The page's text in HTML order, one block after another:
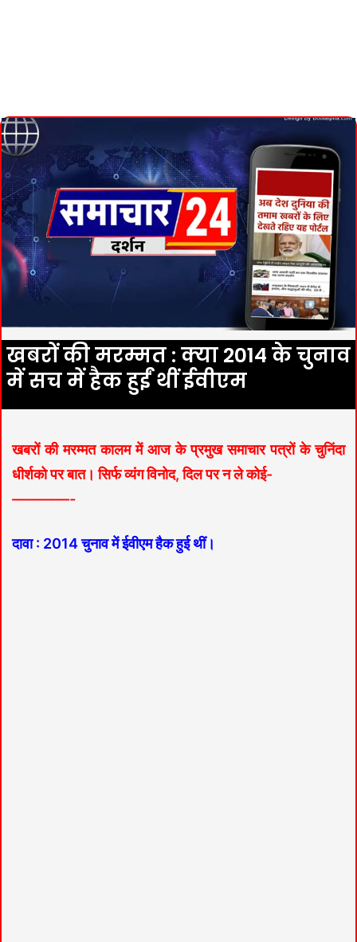
खबरों की मरम्मत : क्या 2014 के चुनाव
में सच में हैक हुईं थीं ईवीएम
खबरों की मरम्मत कालम में आज के प्रमुख समाचार पत्रों के चुनिंदा
धीर्शको पर बात। सिर्फ व्यंग विनोद, दिल पर न ले कोई-
————-
दावा : 2014 चुनाव में ईवीएम हैक हुई थीं।